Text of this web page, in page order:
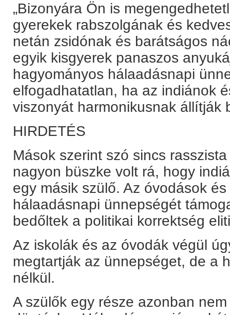
„Bizonyára Ön is
gyerekek rabszolgának és
netán zsidónak és barátságos
egyik kisgyerek panaszos
hagyományos hálaadásnapi
elfogadhatatlan, ha az indiánok
viszonyát harmonikusnak állítják
HIRDETÉS
Mások szerint szó sincs
nagyon büszke volt rá, hogy
egy másik szülő. Az óvodások
hálaadásnapi ünnepségét
bedőltek a politikai korrektség
Az iskolák és az óvodák végül
megtartják az ünnepséget, de a
nélkül.
A szülők egy része azonban